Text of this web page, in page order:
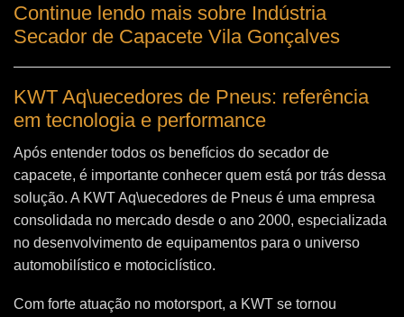
Continue lendo mais sobre Indústria
Secador de Capacete Vila Gonçalves
KWT Aq\uecedores de Pneus: referência
em tecnologia e performance
Após entender todos os benefícios do secador de
capacete, é importante conhecer quem está por trás dessa
solução. A KWT Aq\uecedores de Pneus é uma empresa
consolidada no mercado desde o ano 2000, especializada
no desenvolvimento de equipamentos para o universo
automobilístico e motociclístico.
Com forte atuação no motorsport, a KWT se tornou